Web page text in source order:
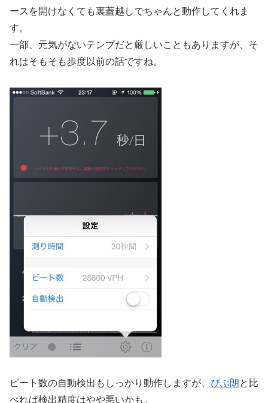
ースを開けなくても裏蓋越しでちゃんと動作してくれま
す。
一部、元気がないテンプだと厳しいこともありますが、そ
れはそもそも歩度以前の話ですね。
ビート数の自動検出もしっかり動作しますが、 びぶ朗と比
べれば検出精度はやや悪いかも。